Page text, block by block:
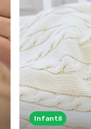
Infantil